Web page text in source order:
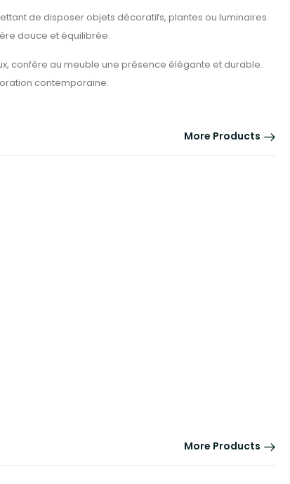
de disposer objets décoratifs, plantes ou luminaires.
douce et équilibrée.
confère au meuble une présence élégante et durable.
contemporaine.
More Products
More Products